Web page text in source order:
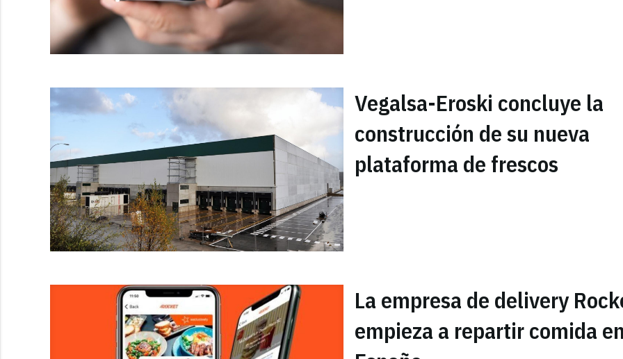
Vegalsa-Eroski concluye la
construcción de su nueva
plataforma de frescos
La empresa de delivery
empieza a repartir comida